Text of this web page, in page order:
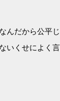
んだから公平
いくせによく